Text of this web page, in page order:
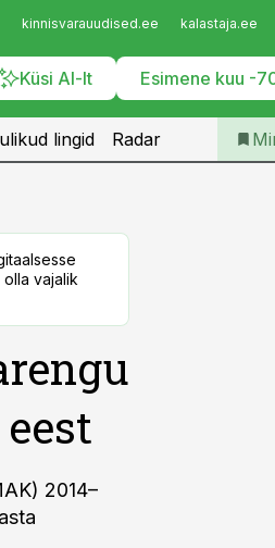
kinnisvarauudised.ee kalastaja.ee
Küsi AI-lt Esimene kuu -
Telli
lingid Radar
vajalik
2014–